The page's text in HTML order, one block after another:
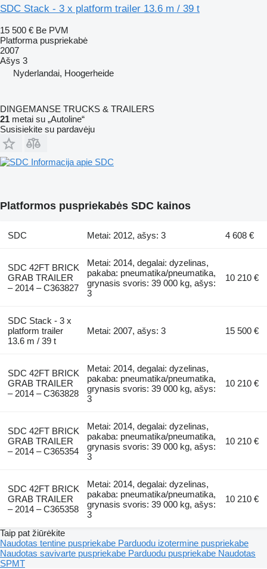
SDC Stack - 3 x platform trailer 13.6 m / 39 t
15 500 € Be PVM
Platforma puspriekabė
2007
Ašys 3
Nyderlandai, Hoogerheide
DINGEMANSE TRUCKS & TRAILERS
21 metai su „Autoline“
Susisiekite su pardavėju
Informacija apie SDC
Platformos puspriekabės SDC kainos
SDC Metai: 2012, ašys: 3 4 608 €
SDC 42FT BRICK
GRAB TRAILER
– 2014 – C363827
Metai: 2014, degalai: dyzelinas,
pakaba: pneumatika/pneumatika,
grynasis svoris: 39 000 kg, ašys:
3
10 210 €
SDC Stack - 3 x
platform trailer
13.6 m / 39 t
Metai: 2007, ašys: 3 15 500 €
SDC 42FT BRICK
GRAB TRAILER
– 2014 – C363828
Metai: 2014, degalai: dyzelinas,
pakaba: pneumatika/pneumatika,
grynasis svoris: 39 000 kg, ašys:
3
10 210 €
SDC 42FT BRICK
GRAB TRAILER
– 2014 – C365354
Metai: 2014, degalai: dyzelinas,
pakaba: pneumatika/pneumatika,
grynasis svoris: 39 000 kg, ašys:
3
10 210 €
SDC 42FT BRICK
GRAB TRAILER
– 2014 – C365358
Metai: 2014, degalai: dyzelinas,
pakaba: pneumatika/pneumatika,
grynasis svoris: 39 000 kg, ašys:
3
10 210 €
Taip pat žiūrėkite
Naudotas tentine puspriekabe Parduodu izotermine puspriekabe
Naudotas savivarte puspriekabe Parduodu puspriekabe Naudotas
SPMT